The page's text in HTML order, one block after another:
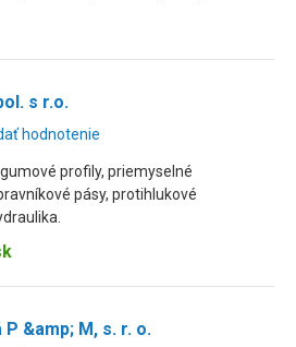
s r.o.
hodnotenie
profily, priemyselné
pásy, protihlukové
&amp; M, s. r. o.